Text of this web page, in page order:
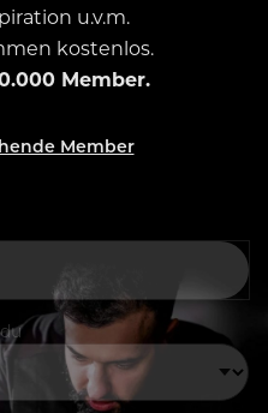
u.v.m.
kostenlos.
Member.
Member